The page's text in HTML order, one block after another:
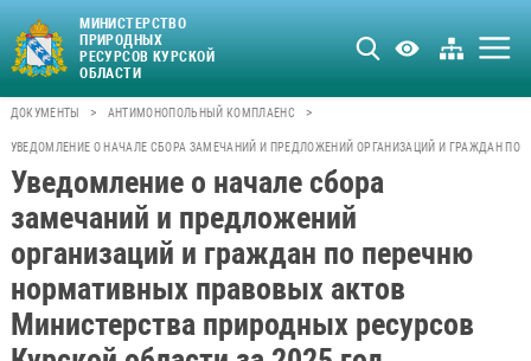
МИНИСТЕРСТВО
ПРИРОДНЫХ
РЕСУРСОВ КУРСКОЙ
ОБЛАСТИ
ДОКУМЕНТЫ > АНТИМОНОПОЛЬНЫЙ КОМПЛАЕНС >
УВЕДОМЛЕНИЕ О НАЧАЛЕ СБОРА ЗАМЕЧАНИЙ И ПРЕДЛОЖЕНИЙ ОРГАНИЗАЦИЙ И ГРАЖДАН
Уведомление о начале сбора
замечаний и предложений
организаций и граждан по перечню
нормативных правовых актов
Министерства природных ресурсов